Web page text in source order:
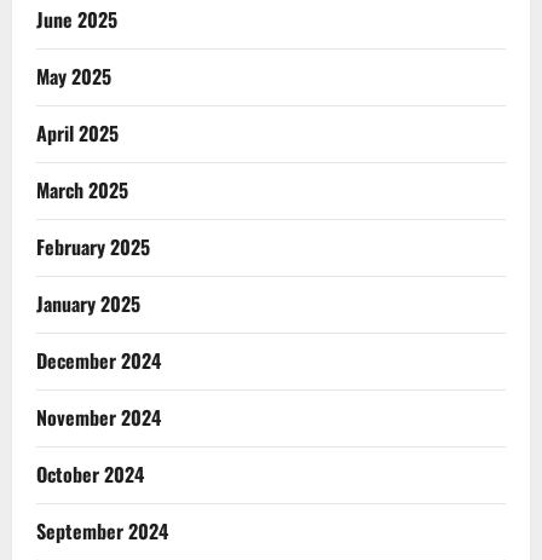
June 2025
May 2025
April 2025
March 2025
February 2025
January 2025
December 2024
November 2024
October 2024
September 2024